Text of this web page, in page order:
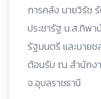
การคลัง นายวิรัช
ประชารัฐ น.ส.ทิพา
รัฐมนตรี และนาย
ต้อนรับ ณ สำนักงา
จ.อุบลราชธานี